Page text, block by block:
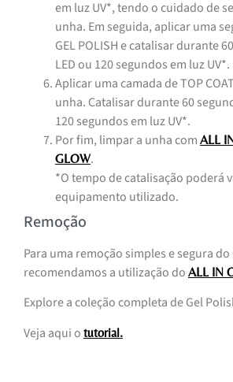
em luz UV*, tendo o cuidado de
unha. Em seguida, aplicar uma
GEL POLISH e catalisar durante
LED ou 120 segundos em luz UV*.
Aplicar uma camada de TOP
unha. Catalisar durante 60
120 segundos em luz UV*.
Por fim, limpar a unha com ALL
GLOW.
*O tempo de catalisação poderá
equipamento utilizado.
Remoção
Para uma remoção simples e segura do
recomendamos a utilização do ALL IN
Explore a coleção completa de Gel
Veja aqui o tutorial.